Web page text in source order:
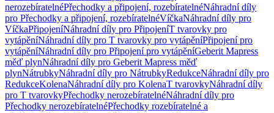
nerozebíratelnéPřechodky a připojení, rozebíratelnéNáhradní díly
pro Přechodky a připojení, rozebíratelnéVíčkaNáhradní díly pro
VíčkaPřipojeníNáhradní díly pro PřipojeníT tvarovky pro
vytápěníNáhradní díly pro T tvarovky pro vytápěníPřipojení pro
vytápěníNáhradní díly pro Připojení pro vytápěníGeberit Mapress
měď plynNáhradní díly pro Geberit Mapress měď
plynNátrubkyNáhradní díly pro NátrubkyRedukceNáhradní díly pro
RedukceKolenaNáhradní díly pro KolenaT tvarovkyNáhradní díly
pro T tvarovkyPřechodky nerozebíratelnéNáhradní díly pro
Přechodky nerozebíratelnéPřechodky rozebíratelné a